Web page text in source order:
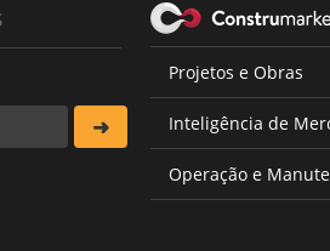
Projetos e Obras
Inteligência de
Operação e